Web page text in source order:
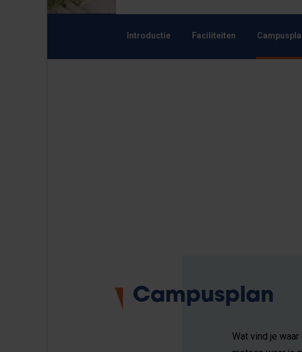
Introductie Faciliteiten
Campusplan
Wat vind je